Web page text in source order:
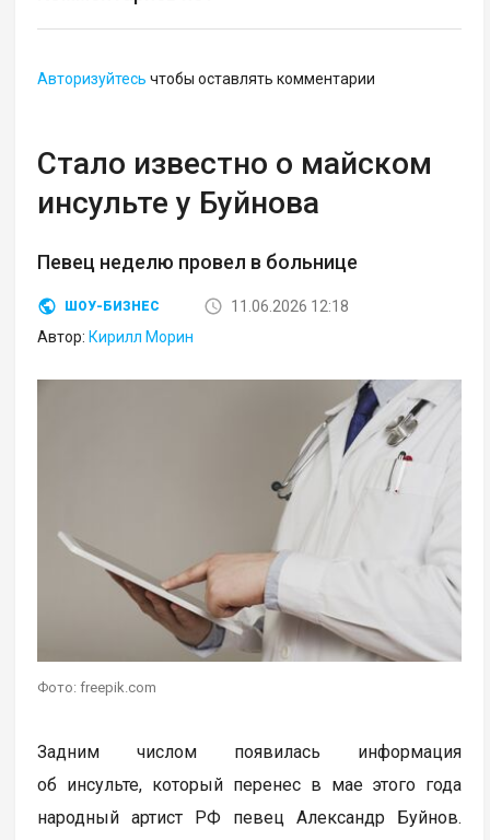
Авторизуйтесь чтобы оставлять комментарии
Стало известно о майском
инсульте у Буйнова
Певец неделю провел в больнице
ШОУ-БИЗНЕС
11.06.2026 12:18
Автор: Кирилл Морин
Фото: freepik.com
Задним числом появилась информация
об инсульте, который перенес в мае этого года
народный артист РФ певец Александр Буйнов.